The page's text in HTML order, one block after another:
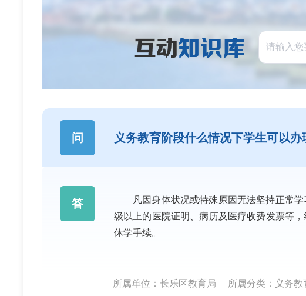
问 义务教育阶段什么情况下学生可以办
答
凡因身体状况或特殊原因无法坚持正常
级以上的医院证明、病历及医疗收费发票等
休学手续。
所属单位：长乐区教育局 所属分类：义务教